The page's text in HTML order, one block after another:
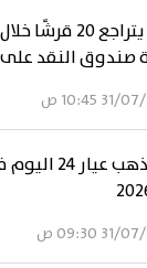
الدولار يتراجع
صندوق النقد